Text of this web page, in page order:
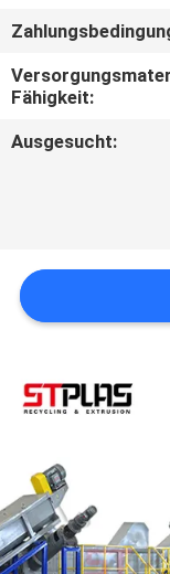
MIT
UNS
SIE
EIN
COMPANY
SITEMAP
Fähigkeit:
Ausgesucht: